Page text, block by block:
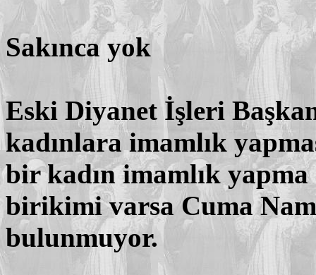
Sakınca yok
Eski Diyanet İşleri
kadınlara imamlık
bir kadın imamlık
birikimi varsa Cuma
bulunmuyor.